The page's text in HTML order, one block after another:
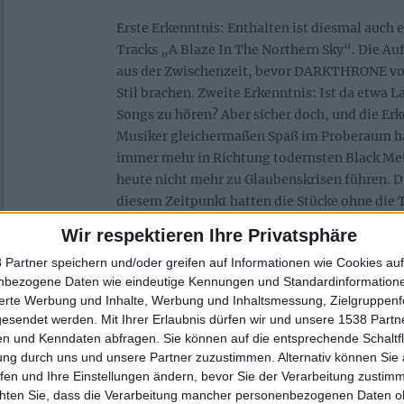
Wir respektieren Ihre Privatsphäre
Partner speichern und/oder greifen auf Informationen wie Cookies
Daten wie eindeutige Kennungen und
Werbung und Inhalte, Werbung und Inhaltsmessung,
werden.
Mit Ihrer Erlaubnis dürfen wir und unsere 1538
und Kenndaten abfragen. Sie können auf die entsprechende
durch uns und unsere Partner zuzustimmen. Alternativ können Sie
und Ihre Einstellungen ändern, bevor Sie der Verarbeitung
Sie, dass die Verarbeitung mancher personenbezogenen Daten
Erste Erkenntnis: Enthalten ist diesmal auch
Tracks „A Blaze In The Northern Sky“. Die
aus der Zwischenzeit, bevor DARKTHRONE
Stil brachen. Zweite Erkenntnis: Ist da etwa
Songs zu hören? Aber sicher doch, und die
Musiker gleichermaßen Spaß im Proberaum
immer mehr in Richtung todernsten Black
heute nicht mehr zu Glaubenskrisen führen.
diesem Zeitpunkt hatten die Stücke ohne die
Arbeitstitel. „Rex“ heißt hier „Phantasm“,
hört auf den Titel „Hearses“, „Black
fort.
Drei Erkenntnisse
Erstaunlich ist nach wie vor, wie
klingt: Bruch mit Death Metal hin und her,